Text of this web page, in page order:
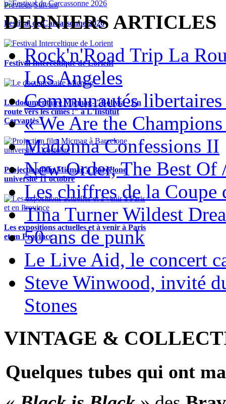
Festival de Carcassonne 2026
Festival Interceltique de Lorient
Le documentaire Micmag- "Bolivia - En
route vers les cimes !" à L'Institut
Cervantès !
Projection film Micmag à Barcelone
université 11 octobre
Les expositions actuelles et à venir à Paris
et en Province
Previous Suivant
DERNIERS ARTICLES
Rock'n'Road Trip La
Los Angeles
Communautés libertaires
« We Are the
Madonna Confessions II
New Order, The Best Of
Les chiffres de la Coupe
Tina Turner Wildest
50 ans de punk
Le Live Aid, le concert
Steve Winwood, invité
Stones
VINTAGE &
Quelques tubes qui ont